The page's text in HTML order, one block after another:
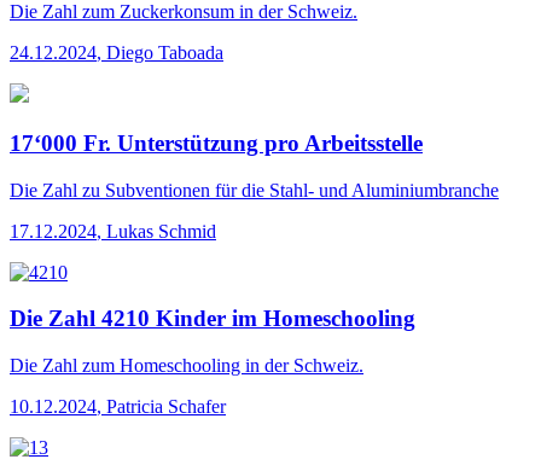
Die Zahl zum Zuckerkonsum in der Schweiz.
24.12.2024, Diego Taboada
17‘000 Fr. Unterstützung pro Arbeitsstelle
Die Zahl zu Subventionen für die Stahl- und Aluminiumbranche
17.12.2024, Lukas Schmid
Die Zahl 4210 Kinder im Homeschooling
Die Zahl zum Homeschooling in der Schweiz.
10.12.2024, Patricia Schafer